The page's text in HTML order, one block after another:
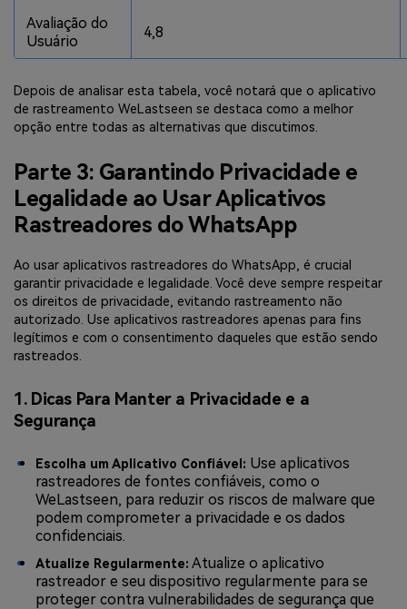
Avaliação do
Usuário
4,8
Depois de analisar esta tabela, você notará que o aplicativo
de rastreamento WeLastseen se destaca como a melhor
opção entre todas as alternativas que discutimos.
Parte 3: Garantindo Privacidade e
Legalidade ao Usar Aplicativos
Rastreadores do WhatsApp
Ao usar aplicativos rastreadores do WhatsApp, é crucial
garantir privacidade e legalidade. Você deve sempre respeitar
os direitos de privacidade, evitando rastreamento não
autorizado. Use aplicativos rastreadores apenas para fins
legítimos e com o consentimento daqueles que estão sendo
rastreados.
1. Dicas Para Manter a Privacidade e a
Segurança
Escolha um Aplicativo Confiável: Use aplicativos
rastreadores de fontes confiáveis, como o
WeLastseen, para reduzir os riscos de malware que
podem comprometer a privacidade e os dados
confidenciais.
Atualize Regularmente: Atualize o aplicativo
rastreador e seu dispositivo regularmente para se
proteger contra vulnerabilidades de segurança que